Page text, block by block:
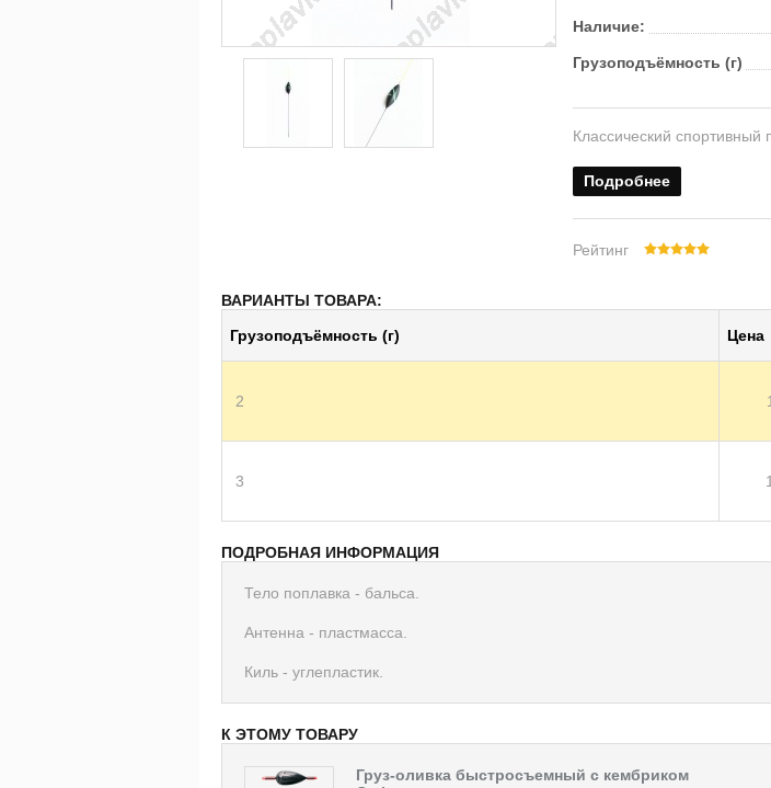
Наличие:
Грузоподъёмность (г)
Классический спортивный
Подробнее
Рейтинг
ВАРИАНТЫ ТОВАРА:
Грузоподъёмность (г)
Цена
2
3
ПОДРОБНАЯ ИНФОРМАЦИЯ
Тело поплавка - бальса.
Антенна - пластмасса.
Киль - углепластик.
К ЭТОМУ ТОВАРУ
Груз-оливка быстросъемный с кембриком